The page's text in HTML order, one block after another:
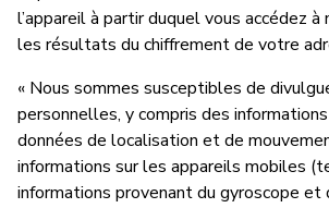
l’appareil à partir duquel vous accédez à
les résultats du chiffrement de votre
« Nous sommes susceptibles de
personnelles, y compris des
données de localisation et de
informations sur les appareils mobiles
informations provenant du gyroscope et